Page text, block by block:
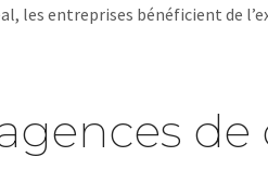
les entreprises bénéficient de